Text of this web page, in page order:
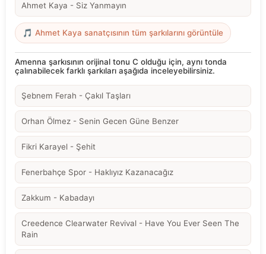
Ahmet Kaya - Siz Yanmayın
🎵 Ahmet Kaya sanatçısının tüm şarkılarını görüntüle
Amenna şarkısının orijinal tonu C olduğu için, aynı tonda
çalınabilecek farklı şarkıları aşağıda inceleyebilirsiniz.
Şebnem Ferah - Çakıl Taşları
Orhan Ölmez - Senin Gecen Güne Benzer
Fikri Karayel - Şehit
Fenerbahçe Spor - Haklıyız Kazanacağız
Zakkum - Kabadayı
Creedence Clearwater Revival - Have You Ever Seen The
Rain